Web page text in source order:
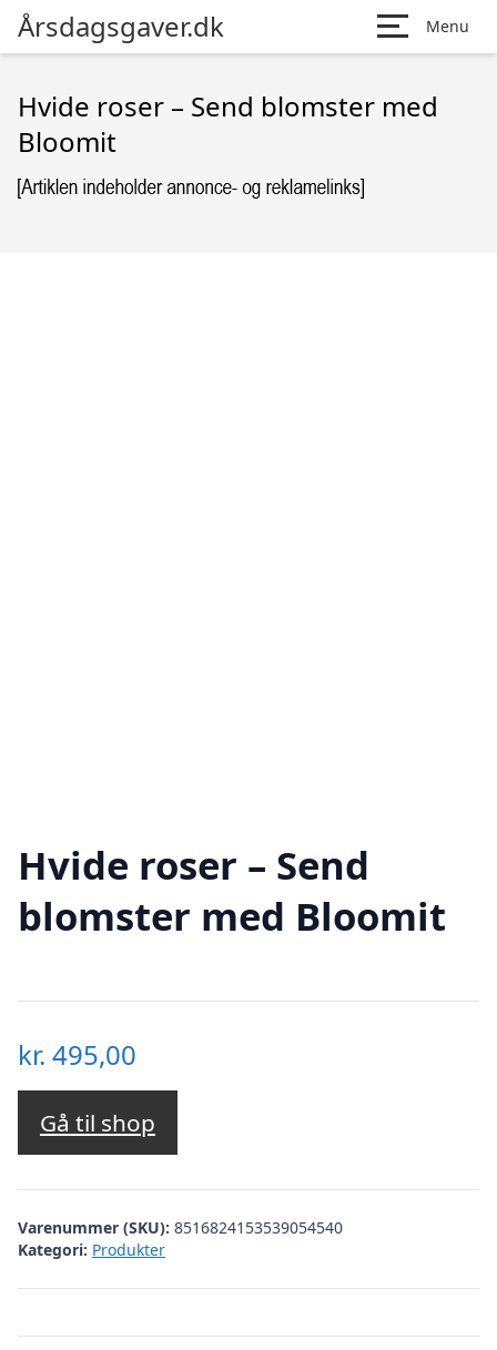
Årsdagsgaver.dk Menu
Hvide roser – Send blomster med
Bloomit
Hvide roser – Send
blomster med Bloomit
kr. 495,00
Gå til shop
Varenummer (SKU): 8516824153539054540
Kategori: Produkter